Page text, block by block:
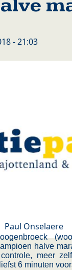
- 21:03
Paul Onselaere
halve
meer
6 minuten